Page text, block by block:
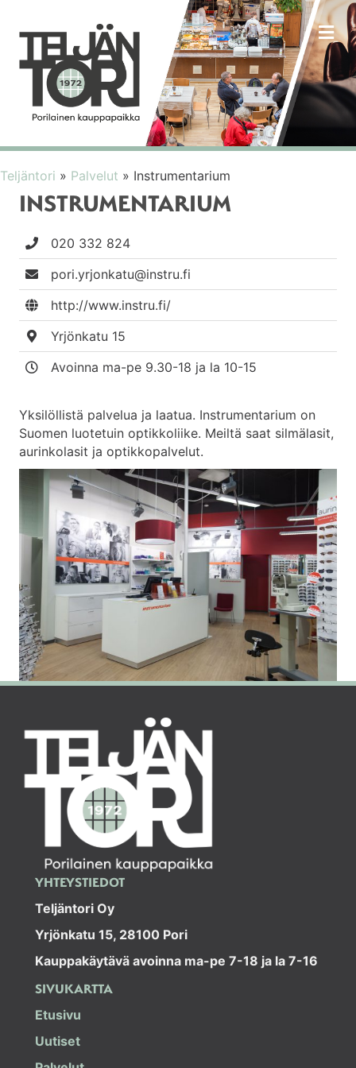
Teljäntori » Palvelut » Instrumentarium
INSTRUMENTARIUM
020 332 824
pori.yrjonkatu@instru.fi
http://www.instru.fi/
Yrjönkatu 15
Avoinna ma-pe 9.30-18 ja la 10-15
Yksilöllistä palvelua ja laatua. Instrumentarium on
Suomen luotetuin optikkoliike. Meiltä saat silmälasit,
aurinkolasit ja optikkopalvelut.
YHTEYSTIEDOT
Teljäntori Oy
Yrjönkatu 15, 28100 Pori
Kauppakäytävä avoinna ma-pe 7-18 ja la 7-16
SIVUKARTTA
Etusivu
Uutiset